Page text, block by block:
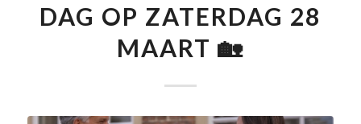
DAG OP ZATERDAG 28
MAART 🏡